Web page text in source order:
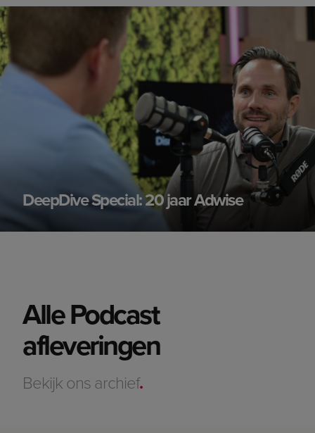
DeepDive Special: 20 jaar Adwise
Alle Podcast
afleveringen
Bekijk ons archief.